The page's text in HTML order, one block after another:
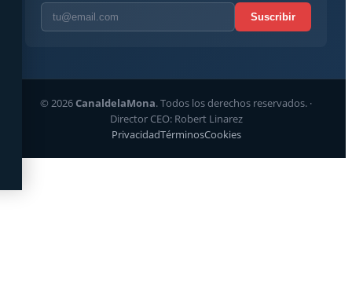
Suscribir
© 2026CanaldelaMona. Todos los derechos reservados. ·
Director CEO: Robert Linarez
PrivacidadTérminosCookies